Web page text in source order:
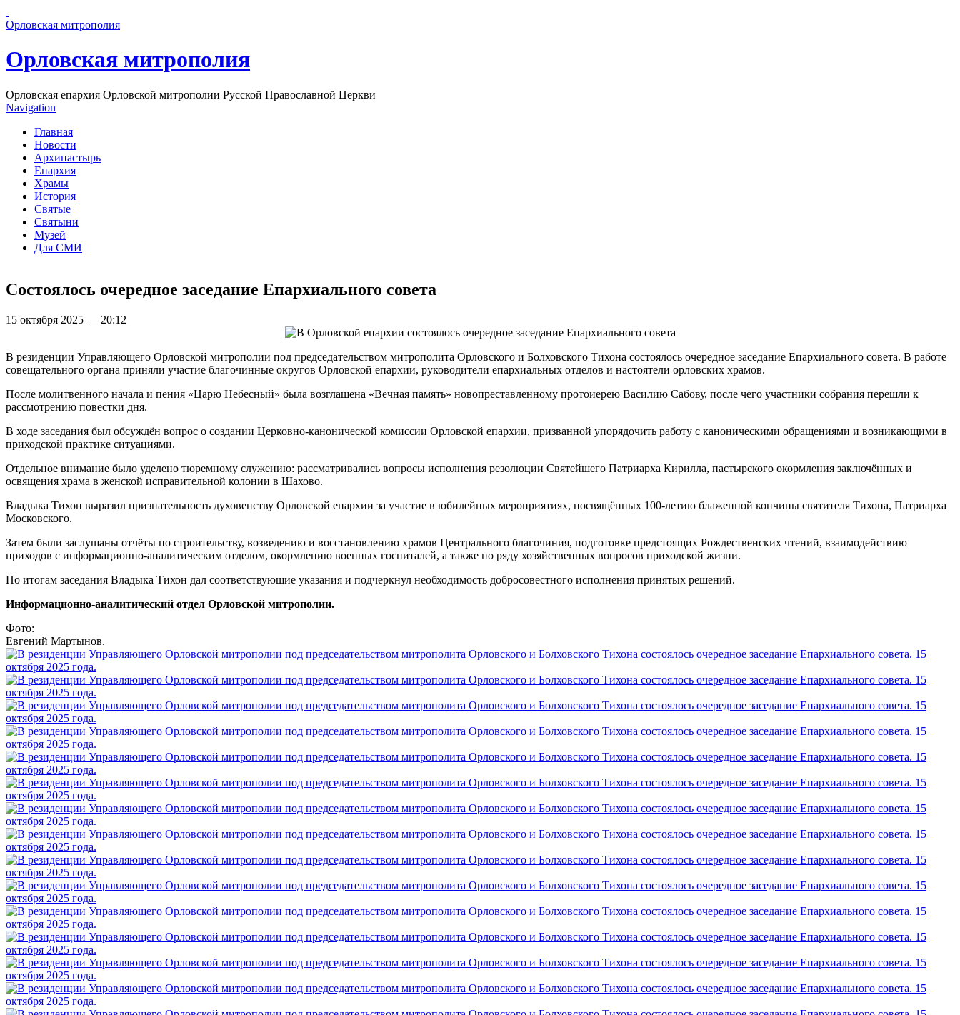
Орловская митрополия
Орловская митрополия
Орловская епархия Орловской митрополии Русской Православной Церкви
Navigation
Главная
Новости
Архипастырь
Епархия
Храмы
История
Святые
Святыни
Музей
Для СМИ
Состоялось очередное заседание Епархиального совета
15 октября 2025 — 20:12
В резиденции Управляющего Орловской митрополии под председательством митрополита Орловского и Болховского Тихона состоялось очередное заседание Епархиального совета. В работе
совещательного органа приняли участие благочинные округов Орловской епархии, руководители епархиальных отделов и настоятели орловских храмов.
После молитвенного начала и пения «Царю Небесный» была возглашена «Вечная память» новопреставленному протоиерею Василию Сабову, после чего участники собрания перешли к
рассмотрению повестки дня.
В ходе заседания был обсуждён вопрос о создании Церковно-канонической комиссии Орловской епархии, призванной упорядочить работу с каноническими обращениями и возникающими в
приходской практике ситуациями.
Отдельное внимание было уделено тюремному служению: рассматривались вопросы исполнения резолюции Святейшего Патриарха Кирилла, пастырского окормления заключённых и
освящения храма в женской исправительной колонии в Шахово.
Владыка Тихон выразил признательность духовенству Орловской епархии за участие в юбилейных мероприятиях, посвящённых 100-летию блаженной кончины святителя Тихона, Патриарха
Московского.
Затем были заслушаны отчёты по строительству, возведению и восстановлению храмов Центрального благочиния, подготовке предстоящих Рождественских чтений, взаимодействию
приходов с информационно-аналитическим отделом, окормлению военных госпиталей, а также по ряду хозяйственных вопросов приходской жизни.
По итогам заседания Владыка Тихон дал соответствующие указания и подчеркнул необходимость добросовестного исполнения принятых решений.
Информационно-аналитический отдел Орловской митрополии.
Фото:
Евгений Мартынов.